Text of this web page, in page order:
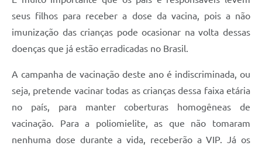
seus filhos para receber a dose da vacina, pois a não
imunização das crianças pode ocasionar na volta dessas
doenças que já estão erradicadas no Brasil.
A campanha de vacinação deste ano é indiscriminada, ou
seja, pretende vacinar todas as crianças dessa faixa etária
no país, para manter coberturas homogêneas de
vacinação. Para a poliomielite, as que não tomaram
nenhuma dose durante a vida, receberão a VIP. Já os